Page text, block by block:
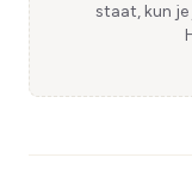
staat, kun je